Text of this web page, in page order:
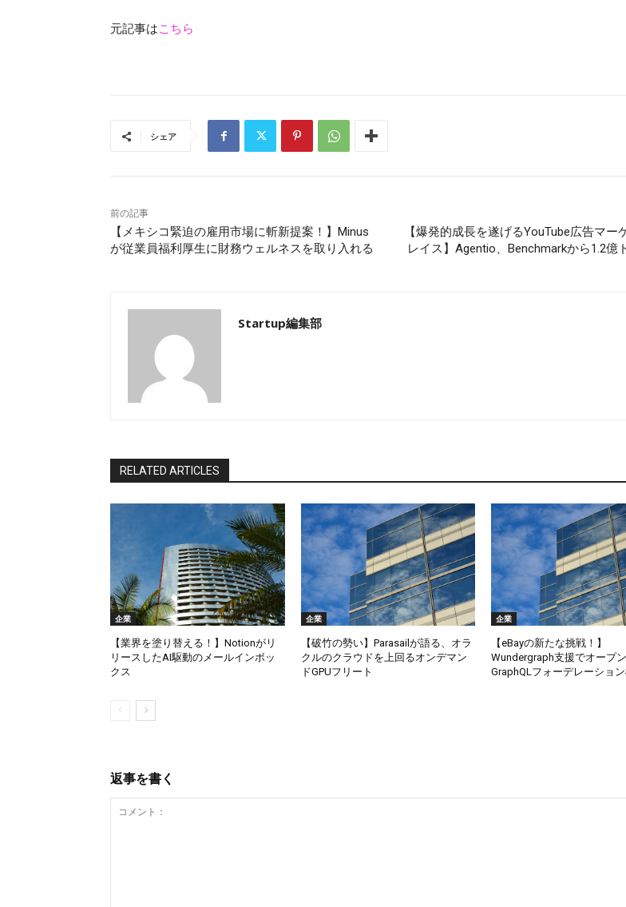
元記事はこちら
シェア
前の記事
【メキシコ緊迫の雇用市場に斬新提案！】Minus
が従業員福利厚生に財務ウェルネスを取り入れる
【爆発的成長を遂げるYouTube広告マー
レイス】Agentio、Benchmarkから1.2億
Startup編集部
RELATED ARTICLES
企業
【業界を塗り替える！】Notionがリ
リースしたAI駆動のメールインボッ
クス
企業
【破竹の勢い】Parasailが語る、オラ
クルのクラウドを上回るオンデマン
ドGPUフリート
企業
【eBayの新たな挑戦！】
Wundergraph支援でオープ
GraphQLフォーデレーショ
返事を書く